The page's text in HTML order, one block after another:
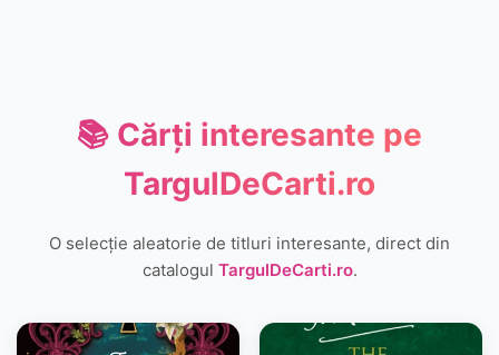
📚 Cărți interesante pe
TargulDeCarti.ro
O selecție aleatorie de titluri interesante, direct din
catalogul TargulDeCarti.ro.